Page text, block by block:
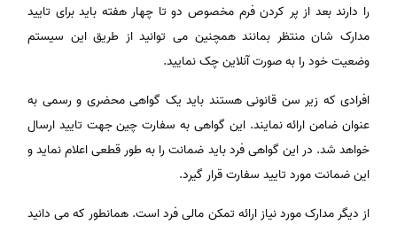
را دارند بعد از پر کردن فرم مخصوص دو تا چهار هفته باید برای تایید
مدارک شان منتظر بمانند همچنین می توانید از طریق این سیستم
وضعیت خود را به صورت آنلاین چک نمایید.
افرادی که زیر سن قانونی هستند باید یک گواهی محضری و رسمی به
عنوان ضامن ارائه نمایند. این گواهی به سفارت چین جهت تایید ارسال
خواهد شد. در این گواهی فرد باید ضمانت را به طور قطعی اعلام نماید و
این ضمانت مورد تایید سفارت قرار گیرد.
از دیگر مدارک مورد نیاز ارائه تمکن مالی فرد است. همانطور که می دانید